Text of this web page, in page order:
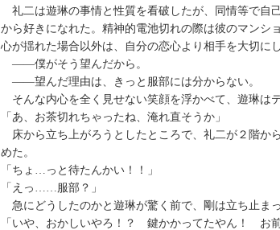
礼二は遊琳の事情と性質を看破したが、同情等で自
から好きになれた。精神的電池切れの際は彼のマンシ
心が揺れた場合以外は、自分の恋心より相手を大切に
――僕がそう望んだから。
――望んだ理由は、きっと服部には分からない。
そんな内心を全く見せない笑顔を浮かべて、遊琳は
「あ、お茶切れちゃったね、淹れ直そうか」
床から立ち上がろうとしたところで、礼二が２階か
めた。
「ちょ…っと待たんかい！！」
「えっ……服部？」
急にどうしたのかと遊琳が驚く前で、剛は立ち止ま
「いや、おかしいやろ！？ 鍵かかってたやん！ お